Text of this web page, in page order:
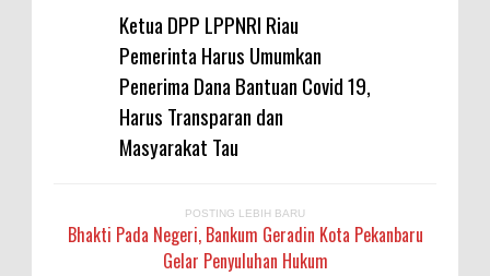
Ketua DPP LPPNRI Riau
Pemerinta Harus Umumkan
Penerima Dana Bantuan Covid 19,
Harus Transparan dan
Masyarakat Tau
POSTING LEBIH BARU
Bhakti Pada Negeri, Bankum Geradin Kota Pekanbaru
Gelar Penyuluhan Hukum